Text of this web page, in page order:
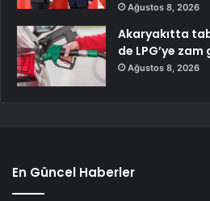
Ağustos 8, 2026
Akaryakıtta
de LPG’ye
Ağustos 8, 2026
En Güncel Haberler